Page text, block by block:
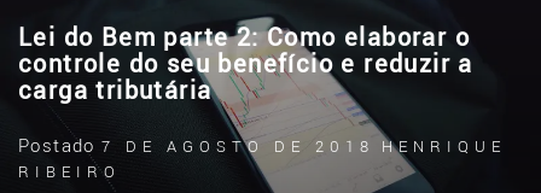
Lei do Bem parte 2: Como elaborar o
controle do seu benefício e reduzir a
carga tributária
Postado7 DE AGOSTO DE 2018
HENRIQUE
RIBEIRO